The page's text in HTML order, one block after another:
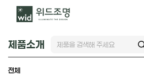
제품소개
전체